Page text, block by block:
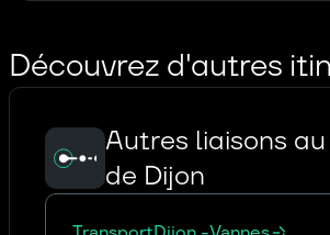
Découvrez d'autres
Autres liaisons
de Dijon